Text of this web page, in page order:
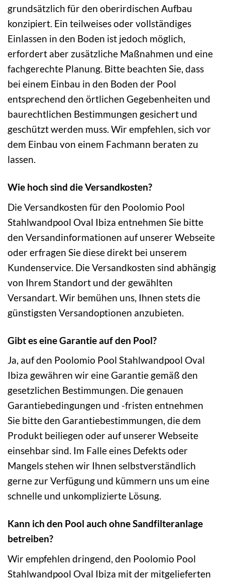
grundsätzlich für den oberirdischen Aufbau
konzipiert. Ein teilweises oder vollständiges
Einlassen in den Boden ist jedoch möglich,
erfordert aber zusätzliche Maßnahmen und eine
fachgerechte Planung. Bitte beachten Sie, dass
bei einem Einbau in den Boden der Pool
entsprechend den örtlichen Gegebenheiten und
baurechtlichen Bestimmungen gesichert und
geschützt werden muss. Wir empfehlen, sich vor
dem Einbau von einem Fachmann beraten zu
lassen.
Wie hoch sind die Versandkosten?
Die Versandkosten für den Poolomio Pool
Stahlwandpool Oval Ibiza entnehmen Sie bitte
den Versandinformationen auf unserer Webseite
oder erfragen Sie diese direkt bei unserem
Kundenservice. Die Versandkosten sind abhängig
von Ihrem Standort und der gewählten
Versandart. Wir bemühen uns, Ihnen stets die
günstigsten Versandoptionen anzubieten.
Gibt es eine Garantie auf den Pool?
Ja, auf den Poolomio Pool Stahlwandpool Oval
Ibiza gewähren wir eine Garantie gemäß den
gesetzlichen Bestimmungen. Die genauen
Garantiebedingungen und -fristen entnehmen
Sie bitte den Garantiebestimmungen, die dem
Produkt beiliegen oder auf unserer Webseite
einsehbar sind. Im Falle eines Defekts oder
Mangels stehen wir Ihnen selbstverständlich
gerne zur Verfügung und kümmern uns um eine
schnelle und unkomplizierte Lösung.
Kann ich den Pool auch ohne Sandfilteranlage
betreiben?
Wir empfehlen dringend, den Poolomio Pool
Stahlwandpool Oval Ibiza mit der mitgelieferten